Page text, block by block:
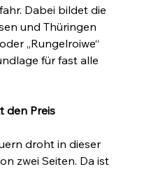
Dabei bildet die
und Thüringen
„Rungelroiwe“
für fast alle
den Preis
droht in dieser
zwei Seiten. Da ist